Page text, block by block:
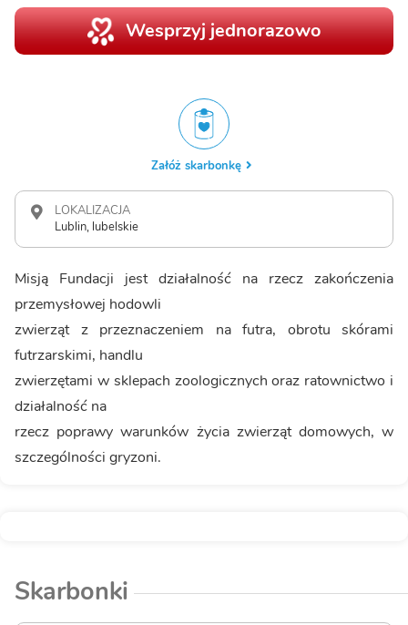
Wesprzyj jednorazowo
Załóż skarbonkę
LOKALIZACJA
Lublin, lubelskie
Misją Fundacji jest działalność na rzecz zakończenia
przemysłowej hodowli
zwierząt z przeznaczeniem na futra, obrotu skórami
futrzarskimi, handlu
zwierzętami w sklepach zoologicznych oraz ratownictwo i
działalność na
rzecz poprawy warunków życia zwierząt domowych, w
szczególności gryzoni.
Skarbonki